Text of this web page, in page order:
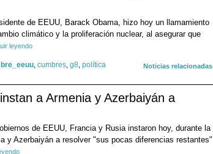
de EEUU, Barack Obama, hizo hoy un llamamiento
climático y la proliferación nuclear, al asegurar que
leyendo
Noticias relacionadas
, cumbres, g8, política
a Armenia y Azerbaiyán a
de EEUU, Francia y Rusia instaron hoy, durante la
y Azerbaiyán a resolver "sus pocas diferencias restantes"